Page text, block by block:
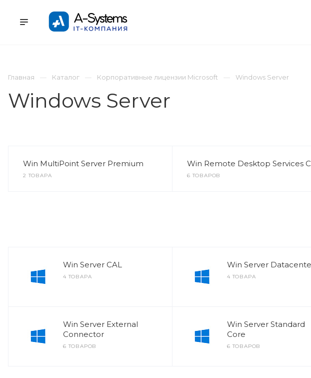
Главная
Каталог Корпоративные лицензии Microsoft Windows Server
Windows Server
Win MultiPoint Server Premium
2 ТОВАРА
Win Remote Desktop Services
6 ТОВАРОВ
Win Server CAL
4 ТОВАРА
Win Server
4 ТОВАРА
Win Server External
Connector
6 ТОВАРОВ
Win Server Standard
Core
6 ТОВАРОВ